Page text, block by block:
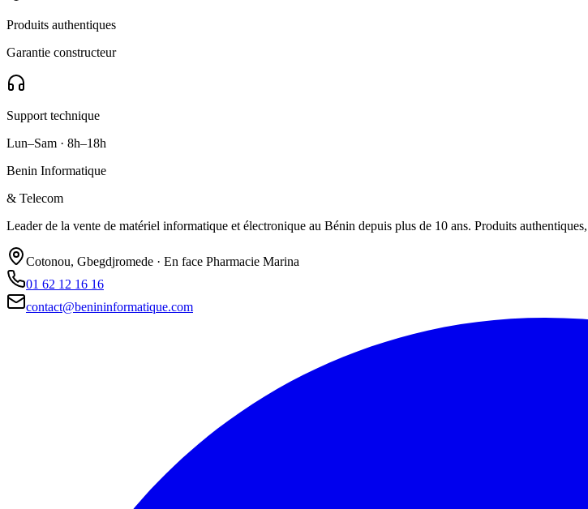
Produits authentiques
Garantie constructeur
Support technique
Lun–Sam · 8h–18h
Benin Informatique
& Telecom
Leader de la vente de matériel informatique et électronique au Bénin depuis plus de 10 ans. Produits
Cotonou, Gbegdjromede · En face Pharmacie Marina
01 62 12 16 16
contact@benininformatique.com